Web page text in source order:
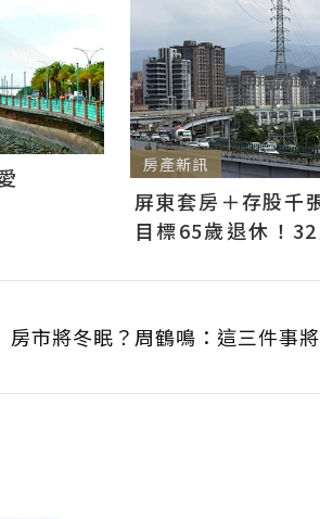
房產新訊
屏東套房＋存股千
目標65歲退休！
房市將冬眠？周鶴鳴：這三件事